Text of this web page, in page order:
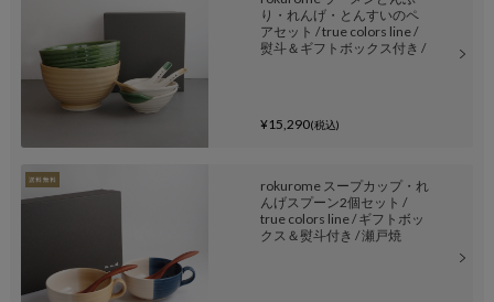
り・れんげ・とんすいのペ
アセット / true colors line /
熨斗＆ギフトボックス付き /
¥15,290(税込)
rokurome スープカップ・れ
んげスプーン2個セット /
true colors line / ギフトボッ
クス＆熨斗付き / 瀬戸焼